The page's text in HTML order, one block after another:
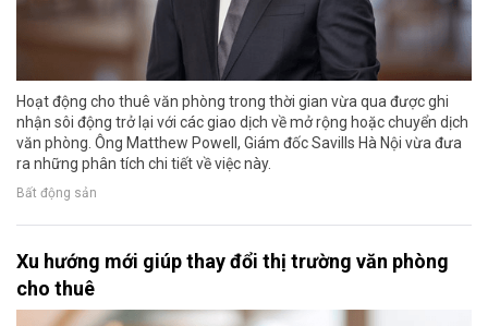
Hoạt động cho thuê văn phòng trong thời gian vừa qua được ghi
nhận sôi động trở lại với các giao dịch về mở rộng hoặc chuyển dịch
văn phòng. Ông Matthew Powell, Giám đốc Savills Hà Nội vừa đưa
ra những phân tích chi tiết về việc này.
Bất động sản
Xu hướng mới giúp thay đổi thị trường văn phòng
cho thuê